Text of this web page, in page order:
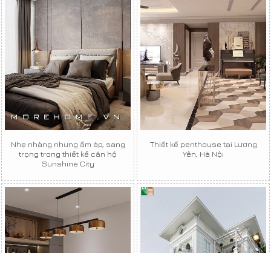
Nhẹ nhàng nhưng ấm áp, sang
trọng trong thiết kế căn hộ
Sunshine City
Thiết kế penthouse tại Lương
Yên, Hà Nội